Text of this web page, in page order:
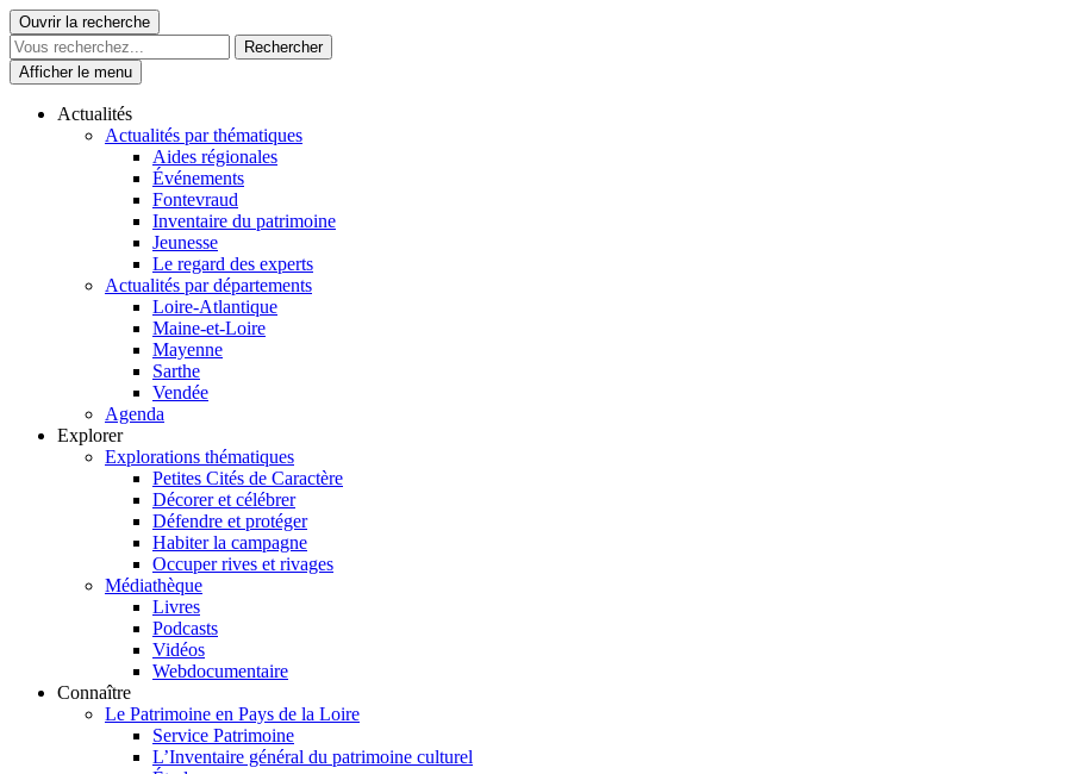
Skip
to
content
Le Patrimoine se vit ici
Ouvrir la recherche
Afficher le menu
Actualités
Actualités par thématiques
Aides régionales
Événements
Fontevraud
Inventaire du patrimoine
Jeunesse
Le regard des experts
Actualités par départements
Loire-Atlantique
Maine-et-Loire
Mayenne
Sarthe
Vendée
Agenda
Explorer
Explorations thématiques
Petites Cités de Caractère
Décorer et célébrer
Défendre et protéger
Habiter la campagne
Occuper rives et rivages
Médiathèque
Livres
Podcasts
Vidéos
Webdocumentaire
Connaître
Le Patrimoine en Pays de la Loire
Service Patrimoine
L’Inventaire général du patrimoine culturel